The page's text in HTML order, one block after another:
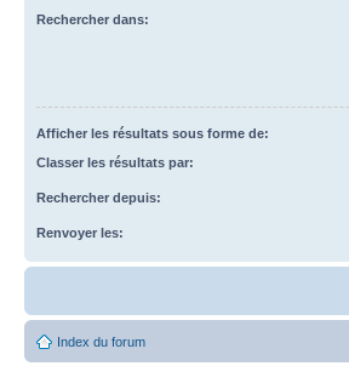
Rechercher dans:
Afficher les résultats sous forme de:
Classer les résultats par:
Rechercher depuis:
Renvoyer les:
Index du forum